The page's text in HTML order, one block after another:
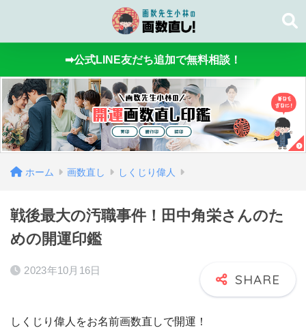
➡公式LINE友だち追加で無料相談！
ホーム 画数直し しくじり偉人
戦後最大の汚職事件！田中角栄さんのた
めの開運印鑑
2023年10月16日
しくじり偉人をお名前画数直しで開運！